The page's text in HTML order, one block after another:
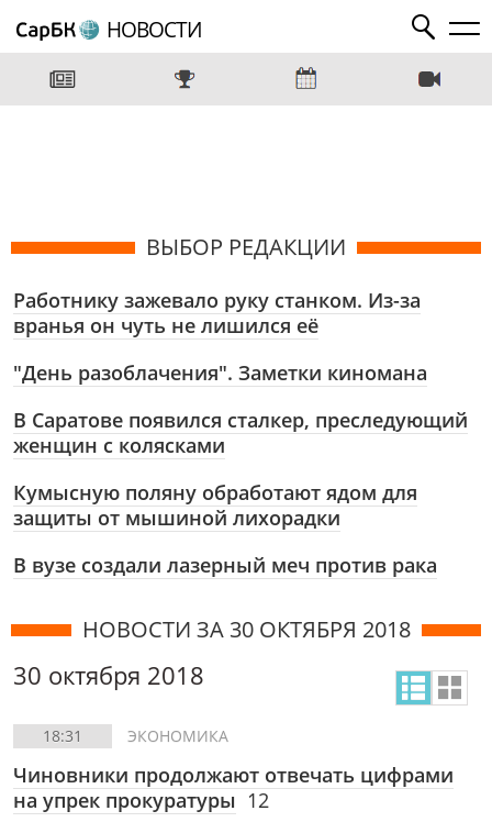
НОВОСТИ
ВЫБОР РЕДАКЦИИ
Работнику зажевало руку станком. Из-за
вранья он чуть не лишился её
"День разоблачения". Заметки киномана
В Саратове появился сталкер, преследующий
женщин с колясками
Кумысную поляну обработают ядом для
защиты от мышиной лихорадки
В вузе создали лазерный меч против рака
НОВОСТИ ЗА 30 ОКТЯБРЯ 2018
30 октября 2018
18:31 ЭКОНОМИКА
Чиновники продолжают отвечать цифрами
на упрек прокуратуры 12